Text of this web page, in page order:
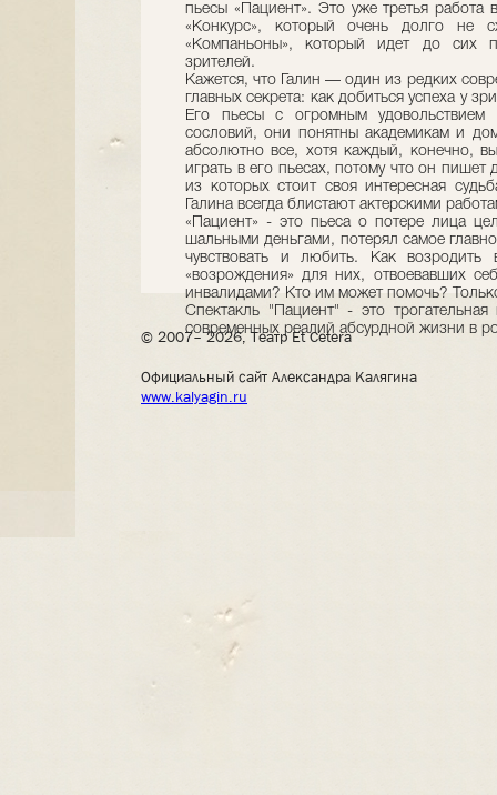
пьесы «Пациент». Это уже третья работа
«Конкурс», который очень долго не
«Компаньоны», который идет до сих
зрителей.
Кажется, что Галин — один из редких
главных секрета: как добиться успеха у
Его пьесы с огромным удовольствием
сословий, они понятны академикам и
абсолютно все, хотя каждый, конечно,
играть в его пьесах, потому что он
из которых стоит своя интересная
Галина всегда блистают актерскими
«Пациент» - это пьеса о потере лица
шальными деньгами, потерял самое
чувствовать и любить. Как
«возрождения» для них, отвоевавших
инвалидами? Кто им может помочь?
Спектакль "Пациент" - это
современных реалий абсурдной жизни в
© 2007– 2026, Театр Et Cetera
Официальный сайт Александра Калягина
www.kalyagin.ru